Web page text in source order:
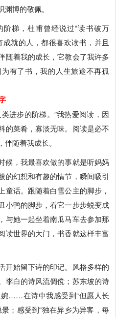
博的敬佩。
梯，杜甫曾经说过“读书破万
就的人，都很喜欢读书，并且
随着我的成长，它教会了我许多
有了书，我的人生旅途不再孤
进步的阶梯。”我热爱阅读，因
的菜肴，寡淡无味。阅读是必不
随着我成长。
候，我最喜欢做的事就是听妈妈
的幻想和有趣的情节，瞬间吸引
童话。跟随着白雪公主的脚步，
小鸭的脚步，看它一步步蜕变成
与她一起坐着南瓜马车去参加那
世界的大门，书香就这样丰富
开始留下诗的印记。风格多样的
李白的诗风流倜傥；苏东坡的诗
婉……在诗中我感受到“但愿人长
；感受到“独在异乡为异客，每